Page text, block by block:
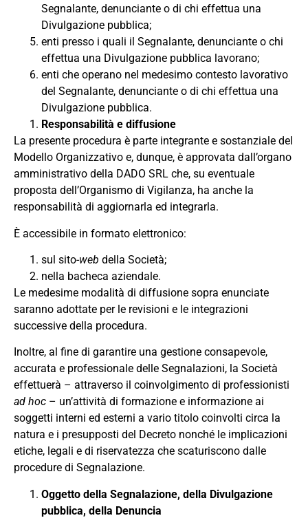
Segnalante, denunciante o di chi effettua una
Divulgazione pubblica;
enti presso i quali il Segnalante, denunciante o chi
effettua una Divulgazione pubblica lavorano;
enti che operano nel medesimo contesto lavorativo
del Segnalante, denunciante o di chi effettua una
Divulgazione pubblica.
Responsabilità e diffusione
La presente procedura è parte integrante e sostanziale del
Modello Organizzativo e, dunque, è approvata dall’organo
amministrativo della DADO SRL che, su eventuale
proposta dell’Organismo di Vigilanza, ha anche la
responsabilità di aggiornarla ed integrarla.
È accessibile in formato elettronico:
sul sito-web della Società;
nella bacheca aziendale.
Le medesime modalità di diffusione sopra enunciate
saranno adottate per le revisioni e le integrazioni
successive della procedura.
Inoltre, al fine di garantire una gestione consapevole,
accurata e professionale delle Segnalazioni, la Società
effettuerà – attraverso il coinvolgimento di professionisti
ad hoc – un’attività di formazione e informazione ai
soggetti interni ed esterni a vario titolo coinvolti circa la
natura e i presupposti del Decreto nonché le implicazioni
etiche, legali e di riservatezza che scaturiscono dalle
procedure di Segnalazione.
Oggetto della Segnalazione, della Divulgazione
pubblica, della Denuncia